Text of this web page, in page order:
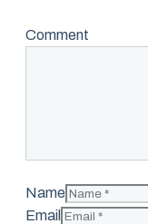
Comment
Name
Email